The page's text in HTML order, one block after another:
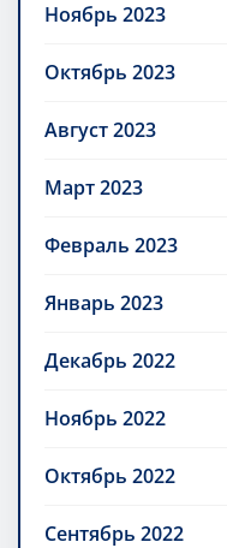
Ноябрь 2023
Октябрь 2023
Август 2023
Март 2023
Февраль 2023
Январь 2023
Декабрь 2022
Ноябрь 2022
Октябрь 2022
Сентябрь 2022